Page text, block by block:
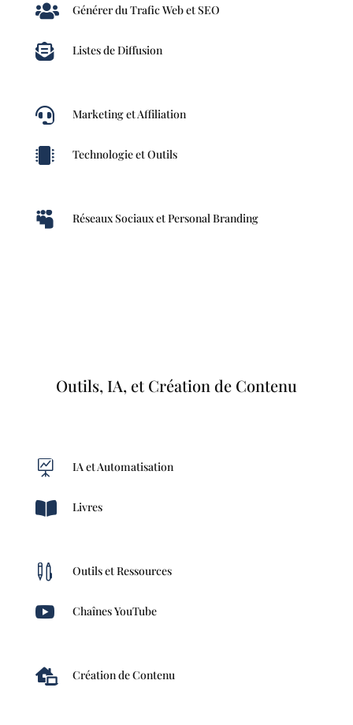
 Générer du Trafic Web et SEO
 Listes de Diffusion
 Marketing et Affiliation
 Technologie et Outils
 Réseaux Sociaux et Personal Branding
Outils, IA, et Création de Contenu
 IA et Automatisation
 Livres
 Outils et Ressources
 Chaînes YouTube
 Création de Contenu